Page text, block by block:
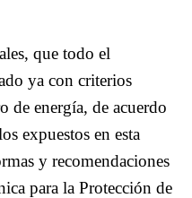
que todo el
ya con criterios
de energía, de acuerdo
expuestos en esta
y recomendaciones
para la Protección de